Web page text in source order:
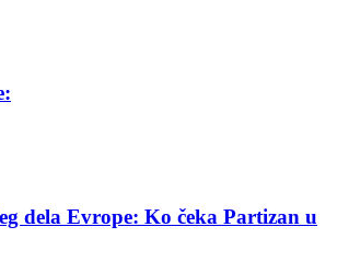
dela Evrope: Ko čeka Partizan u